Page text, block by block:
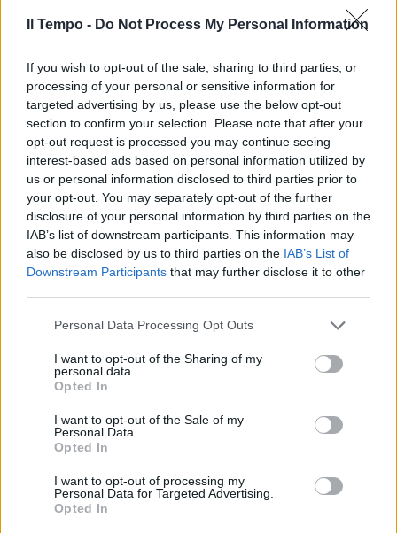
Il Tempo - Do Not Process My Personal Information
If you wish to opt-out of the sale, sharing to third parties, or
processing of your personal or sensitive information for
targeted advertising by us, please use the below opt-out
section to confirm your selection. Please note that after your
opt-out request is processed you may continue seeing
interest-based ads based on personal information utilized by
us or personal information disclosed to third parties prior to
your opt-out. You may separately opt-out of the further
disclosure of your personal information by third parties on the
IAB’s list of downstream participants. This information may
also be disclosed by us to third parties on the IAB’s List of
Downstream Participants that may further disclose it to other
Personal Data Processing Opt Outs
I want to opt-out of the Sharing of my
personal data.
Opted In
I want to opt-out of the Sale of my
Personal Data.
Opted In
I want to opt-out of processing my
Personal Data for Targeted Advertising.
Opted In
In evidenza